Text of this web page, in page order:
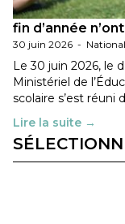
Les décisions
fin d’année
30 juin 2026 - National
Le 30 juin 2026, le
Ministériel de
scolaire s’est
Lire la suite →